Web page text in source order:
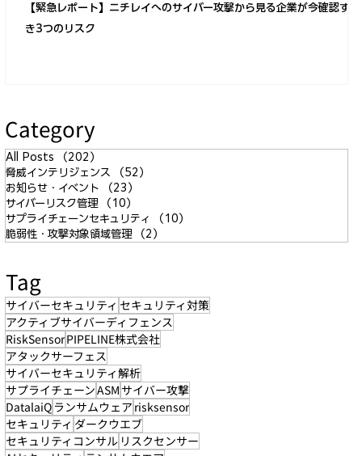
【緊急レポート】ニチレイへのサイバー攻撃から見る企業が今確認すべ
き3つのリスク
Category
All Posts （202）
脅威インテリジェンス
（52）
お知らせ・イベント
（23）
サイバーリスク管理
（10）
サプライチェーンセキュリティ
（10）
脆弱性・攻撃対象領域管理
（2）
Tag
サイバーセキュリティ セキュリティ対策
アクティブサイバーディフェンス
RiskSensorPIPELINE株式会社
アタックサーフェス
サイバーセキュリティ解析
サプライチェーンASM サイバー攻撃
DatalaiQ ランサムウェア risksensor
セキュリティ ダークウエブ
セキュリティコンサル リスクセンサー